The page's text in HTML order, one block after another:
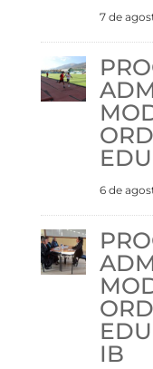
7 de
6 de
IB